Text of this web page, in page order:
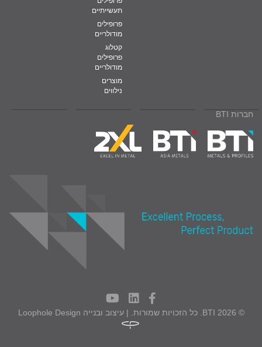
תעשייתיים
פרופילים
מודולריים
קטלוג
פרופילים
מודולריים
מוצרים
נילווים
חברות BTI
© 2026 BTI. כל הזכויות שמורות. | עיצוב ובנייה Loophole Design